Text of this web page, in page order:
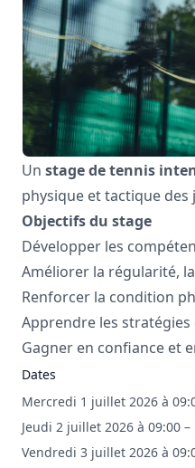
Un stage de tennis
physique et tactique des
Objectifs du stage
Développer les
Améliorer la régularité,
Renforcer la condition
Apprendre les
Gagner en confiance et
Dates
Mercredi 1 juillet 2026 à
Jeudi 2 juillet 2026 à 09:00 –
Vendredi 3 juillet 2026 à